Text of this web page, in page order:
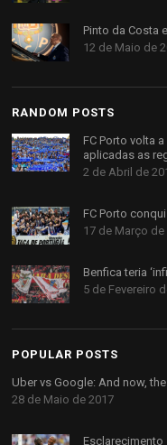
Pinto da Costa
12 de Maio de
RANDOM POSTS
FC Porto volta
aplicadas as
2 de Abril de
FC Porto
17 de Março de
Benfica teria
5 de Fevereiro
POPULAR POSTS
Uber vs Google: And now,
28 de Maio de 2017
Esclarecimento